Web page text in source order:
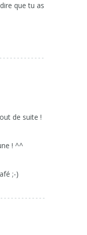
que tu as
de suite !
! ^^
;-)